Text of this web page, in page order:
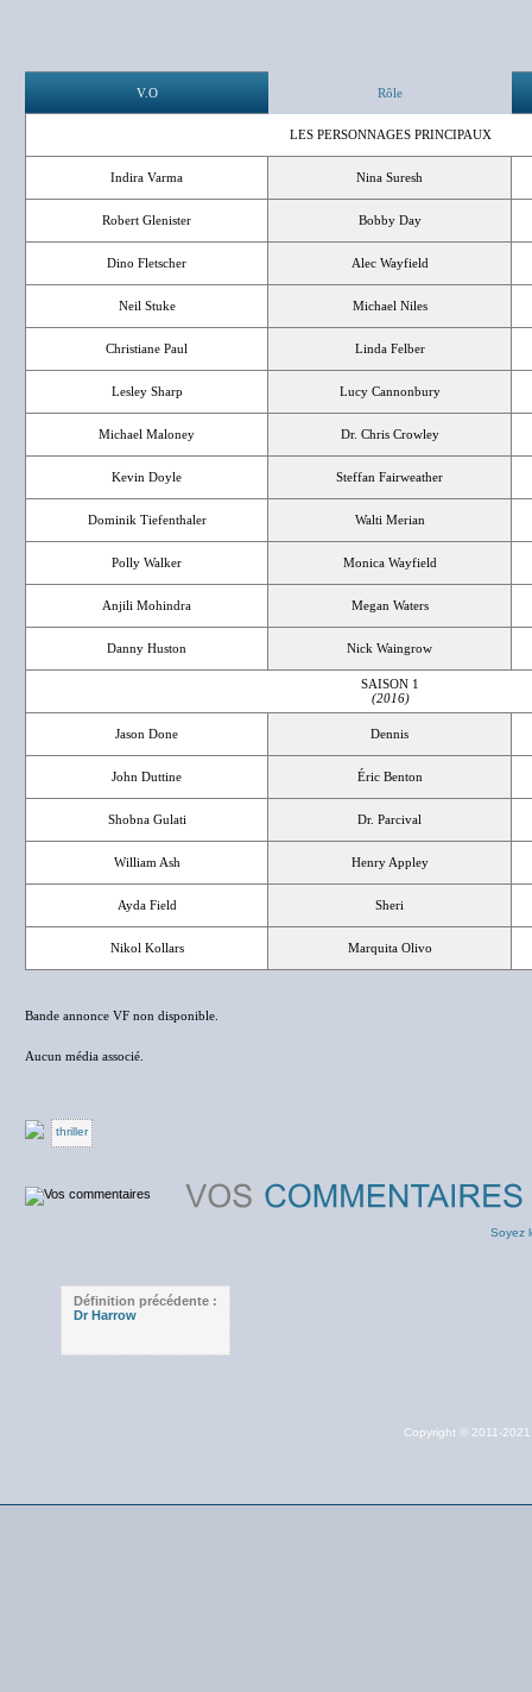
V.O Rôle
LES PERSONNAGES PRINCIPAUX
Indira Varma Nina Suresh
Robert Glenister Bobby Day
Dino Fletscher Alec Wayfield
Neil Stuke Michael Niles
Christiane Paul Linda Felber
Lesley Sharp Lucy Cannonbury
Michael Maloney Dr. Chris Crowley
Kevin Doyle Steffan Fairweather
Dominik Tiefenthaler Walti Merian
Polly Walker Monica Wayfield
Anjili Mohindra Megan Waters
Danny Huston Nick Waingrow
SAISON 1
(2016)
Jason Done Dennis
John Duttine Éric Benton
Shobna Gulati Dr. Parcival
William Ash Henry Appley
Ayda Field Sheri
Nikol Kollars Marquita Olivo
Bande annonce VF non disponible.
Aucun média associé.
thriller
Soyez
Définition précédente :
Dr Harrow
Copyright © 2011-